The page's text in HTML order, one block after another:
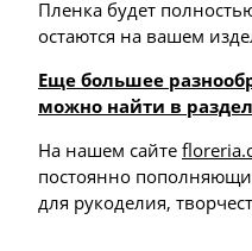
Пленка будет
остаются на вашем
Еще большее
можно найти в
На нашем сайте
постоянно
для рукоделия,